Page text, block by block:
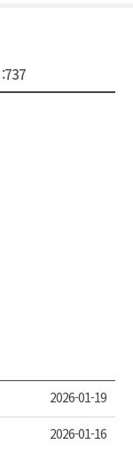
737
2026-01-19
2026-01-16